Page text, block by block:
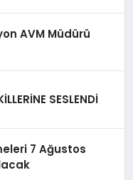
AVM Müdürü
SESLENDİ
7 Ağustos